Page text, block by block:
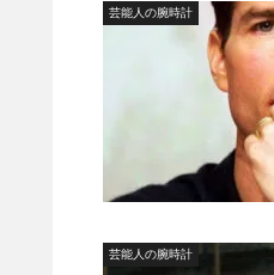
芸能人の腕時計
芸能人の腕時計